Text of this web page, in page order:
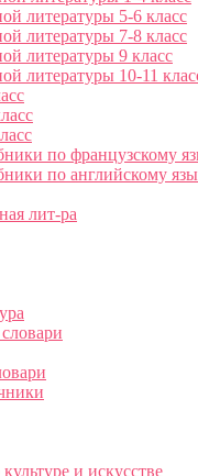
литературы 5-6 класс
литературы 7-8 класс
литературы 9 класс
литературы 10-11
по французскому
по английскому
лит-ра
и искусстве